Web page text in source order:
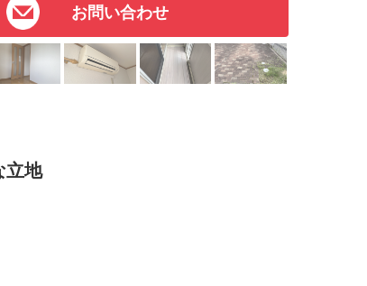
お問い合わせ
立地